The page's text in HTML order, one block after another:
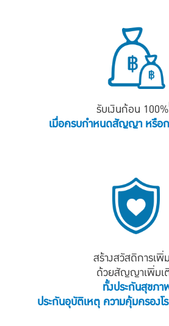
รับเงินก้อน 100%
เมื่อครบกำหนดสัญญา หรือ
สร้างสวัสดิการเพิ่
ด้วยสัญญาเพิ่มเ
ทั้งประกันสุขภา
ประกันอุบัติเหตุ ความคุ้มครองโ